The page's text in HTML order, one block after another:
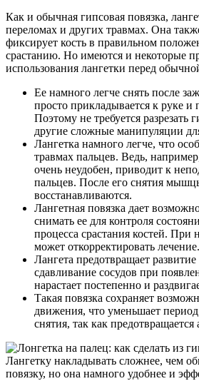
Как и обычная гипсовая повязка,
переломах и других травмах. Она
фиксирует кость в правильном
срастанию. Но имеются и некоторые
использования лангетки перед
Ее намного легче снять после
просто прикладывается к руке и
Поэтому не требуется разрезать
другие сложные манипуляции
Лангетка намного легче, что
травмах пальцев. Ведь,
очень неудобен, приводит к
пальцев. После его снятия
восстанавливаются.
Лангетная повязка дает
снимать ее для контроля
процесса срастания костей. При
может откорректировать лечение.
Лангета предотвращает
сдавливание сосудов при
нарастает постепенно и
Такая повязка сохраняет
движения, что уменьшает
снятия, так как
Лангетку накладывать сложнее, чем
повязку, но она намного удобнее и